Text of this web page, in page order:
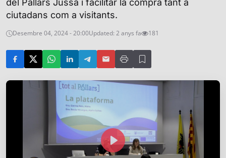
del Pallars Jussà i facilitar la compra tant a
ciutadans com a visitants.
Desembre 04, 2024 - 20:00Updated: 2 anys fa 181
P